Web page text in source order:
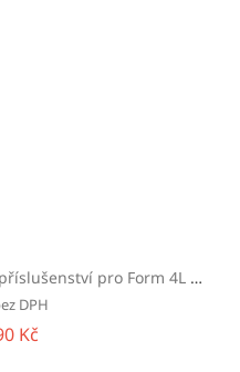
příslušenství pro Form 4L a 4BL
DPH
Kč